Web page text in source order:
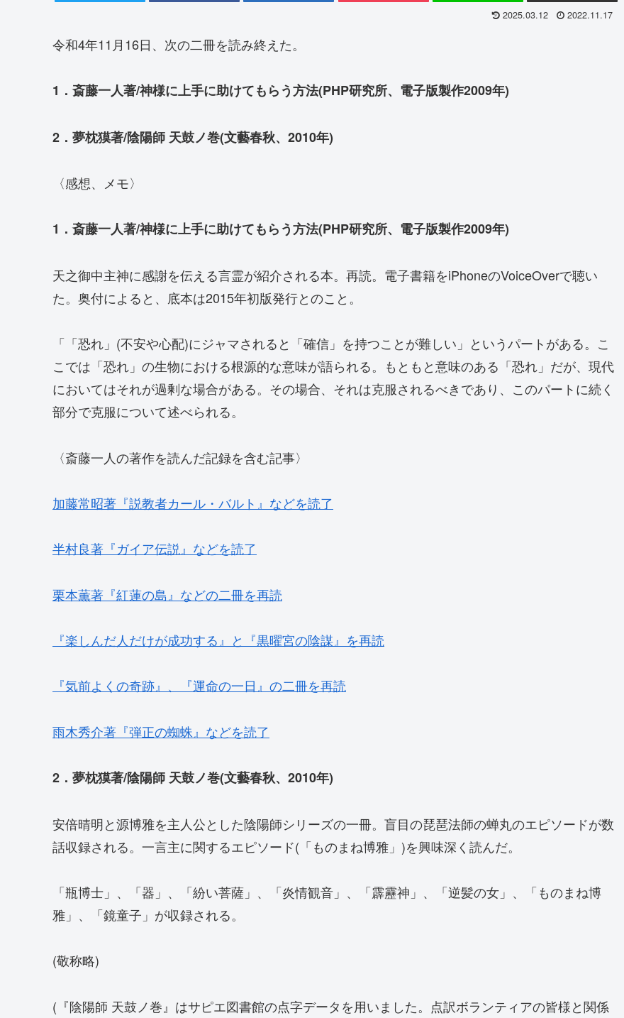
2025.03.12 2022.11.17
令和4年11月16日、次の二冊を読み終えた。
1．斎藤一人著/神様に上手に助けてもらう方法(PHP研究所、電子版製作2009年)
2．夢枕獏著/陰陽師 天鼓ノ巻(文藝春秋、2010年)
〈感想、メモ〉
1．斎藤一人著/神様に上手に助けてもらう方法(PHP研究所、電子版製作2009年)
天之御中主神に感謝を伝える言霊が紹介される本。再読。電子書籍をiPhoneのVoiceOverで聴い
た。奥付によると、底本は2015年初版発行とのこと。
「「恐れ」(不安や心配)にジャマされると「確信」を持つことが難しい」というパートがある。こ
こでは「恐れ」の生物における根源的な意味が語られる。もともと意味のある「恐れ」だが、現代
においてはそれが過剰な場合がある。その場合、それは克服されるべきであり、このパートに続く
部分で克服について述べられる。
〈斎藤一人の著作を読んだ記録を含む記事〉
加藤常昭著『説教者カール・バルト』などを読了
半村良著『ガイア伝説』などを読了
栗本薫著『紅蓮の島』などの二冊を再読
『楽しんだ人だけが成功する』と『黒曜宮の陰謀』を再読
『気前よくの奇跡』、『運命の一日』の二冊を再読
雨木秀介著『弾正の蜘蛛』などを読了
2．夢枕獏著/陰陽師 天鼓ノ巻(文藝春秋、2010年)
安倍晴明と源博雅を主人公とした陰陽師シリーズの一冊。盲目の琵琶法師の蝉丸のエピソードが数
話収録される。一言主に関するエピソード(「ものまね博雅」)を興味深く読んだ。
「瓶博士」、「器」、「紛い菩薩」、「炎情観音」、「霹靂神」、「逆髪の女」、「ものまね博
雅」、「鏡童子」が収録される。
(敬称略)
(『陰陽師 天鼓ノ巻』はサピエ図書館の点字データを用いました。点訳ボランティアの皆様と関係